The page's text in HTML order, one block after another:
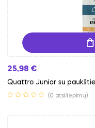
25,98 €
Quattro Junior su
(0 atsiliepimų)